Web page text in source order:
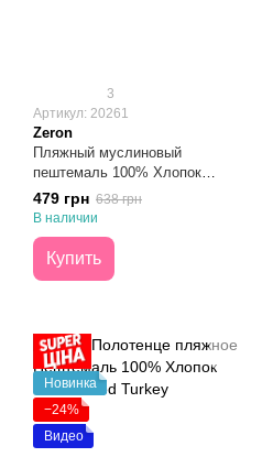
3
Артикул: 20261
Zeron
Пляжный муслиновый
пештемаль 100% Хлопок
Aurelia Muslin Love Cats
100х180
479 грн 638 грн
В наличии
Купить
Новинка
−24%
Видео